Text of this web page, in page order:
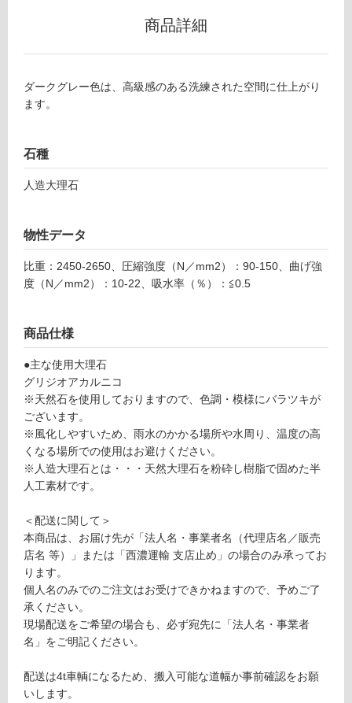
運賃表
リ
ン
グ
土足・遮
音・床暖
対
応
る
対
応
し
て
い
る
が
限
あ
り
為
注
意
が
要
商品詳細
ダークグレー色は、高級感のある洗練された空間に仕上がり
ます。
石種
人造大理石
物性データ
比重：2450-2650、圧縮強度（N／mm2）：90-150、曲げ強
度（N／mm2）：10-22、吸水率（％）：≦0.5
商品仕様
●主な使用大理石
グリジオアカルニコ
※天然石を使用しておりますので、色調・模様にバラツキが
ございます。
※風化しやすいため、雨水のかかる場所や水周り、温度の高
くなる場所での使用はお避けください。
※人造大理石とは・・・天然大理石を粉砕し樹脂で固めた半
人工素材です。
＜配送に関して＞
本商品は、お届け先が「法人名・事業者名（代理店名／販売
店名 等）」または「西濃運輸 支店止め」の場合のみ承ってお
ります。
個人名のみでのご注文はお受けできかねますので、予めご了
承ください。
現場配送をご希望の場合も、必ず宛先に「法人名・事業者
名」をご明記ください。
配送は4t車輌になるため、搬入可能な道幅か事前確認をお願
いします。